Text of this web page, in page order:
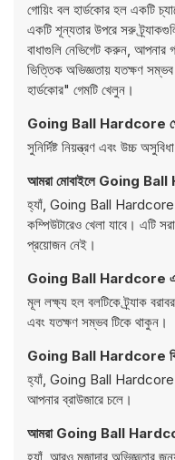
গোয়িং বল হার্ডকোর হল একটি
একটি শূন্যতার উপরে সরু
বাধাগুলি নেভিগেট করুন, আপনার
ভিত্তিক অভিজ্ঞতায় যতক্ষণ
হার্ডকোর" গেমটি খেলুন।
Going Ball Hardcore
সুনির্দিষ্ট নিয়ন্ত্রণ এবং উচ্চ
আমরা মোবাইলে Going Ball
হ্যাঁ, Going Ball Hardcore
কম্পিউটারেও খেলা যাবে। এটি
প্রয়োজন নেই।
Going Ball Hardcore এর
মূল লক্ষ্য হল বলটিকে ট্র্যাক
এবং যতক্ষণ সম্ভব টিকে থাকুন।
Going Ball Hardcore কি
হ্যাঁ, Going Ball Hardcore
আপনার ব্রাউজারে চলে।
আমরা Going Ball Hardcore